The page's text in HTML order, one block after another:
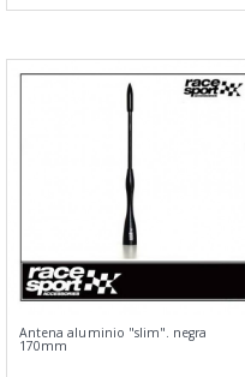
Antena aluminio "slim". negra
170mm